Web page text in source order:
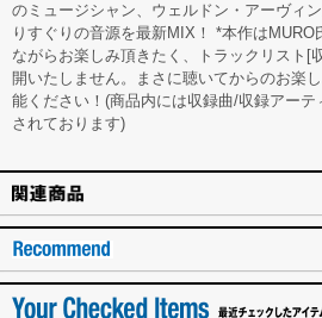
のミュージシャン、ウェルドン・アーヴィ
りすぐりの音源を最新MIX！ *本作はMURO
ながらお楽しみ頂きたく、トラックリスト[
開いたしません。まさに聴いてからのお楽
能ください！(商品内には収録曲/収録アー
されております)